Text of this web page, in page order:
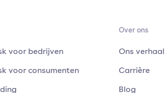
voor bedrijven
voor consumenten
Over ons
Ons verhaal
Carrière
Blog